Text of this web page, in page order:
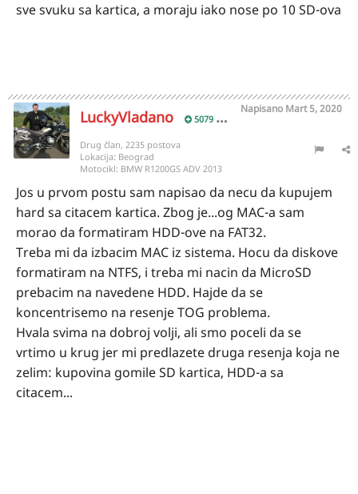
sve svuku sa kartica, a moraju iako nose po 10 SD-ova
LuckyVladano 5079
Napisano Mart 5, 2020
Drug član, 2235 postova
Lokacija: Beograd
Motocikl: BMW R1200GS ADV 2013
Jos u prvom postu sam napisao da necu da kupujem
hard sa citacem kartica. Zbog je...og MAC-a sam
morao da formatiram HDD-ove na FAT32.
Treba mi da izbacim MAC iz sistema. Hocu da diskove
formatiram na NTFS, i treba mi nacin da MicroSD
prebacim na navedene HDD. Hajde da se
koncentrisemo na resenje TOG problema.
Hvala svima na dobroj volji, ali smo poceli da se
vrtimo u krug jer mi predlazete druga resenja koja ne
zelim: kupovina gomile SD kartica, HDD-a sa
citacem...